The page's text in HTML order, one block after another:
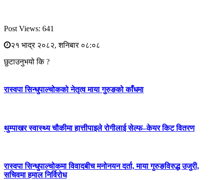
Post Views: 641
२१ भाद्र २०८२, शनिबार ०८:०८
छुटाउनुभयो कि ?
रास्वपा सिन्धुपाल्चोकको नेतृत्व माया गुरुङको काँधमा
थुम्पाखर स्वास्थ्य चौकीमा हात्तीपाइले रोगीलाई सेल्फ–केयर किट वितरण
रास्वपा सिन्धुपाल्चोकमा विवादबीच मनोनयन दर्ता, माया गुरुङविरुद्ध उजुरी,
सचिवमा हमाल निर्विरोध